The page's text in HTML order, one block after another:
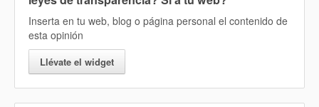
Inserta en tu web, blog o página personal el contenido de
esta opinión
Llévate el widget